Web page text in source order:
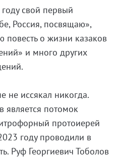
свой первый
Россия, посвящаю»,
повесть о жизни казаков
и много других
не иссякал никогда.
потомок
протоиерей
году проводили в
Руф Георгиевич Тоболов